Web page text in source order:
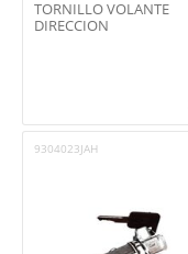
TORNILLO VOLANTE
DIRECCION
9304023JAH